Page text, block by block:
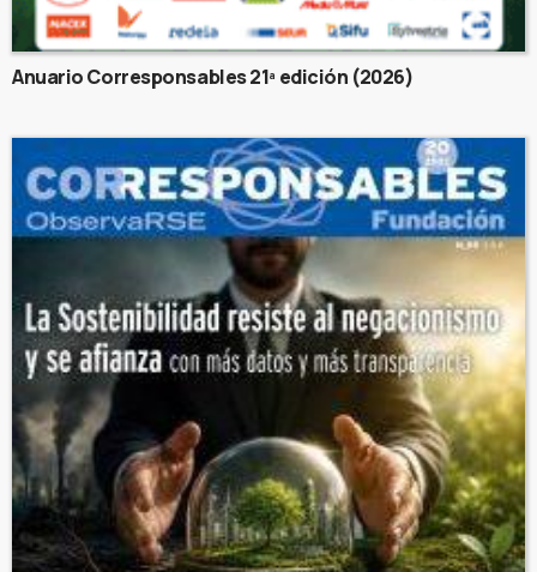
Anuario Corresponsables 21ª edición (2026)